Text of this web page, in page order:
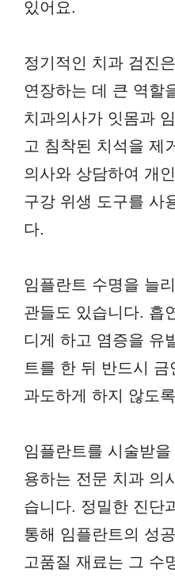
있어요.
정기적인 치과 검진
연장하는 데 큰 역할
치과의사가 잇몸과
고 침착된 치석을 제
의사와 상담하여 개
구강 위생 도구를 사
다.
임플란트 수명을 늘
관들도 있습니다. 흡
디게 하고 염증을 유
트를 한 뒤 반드시
과도하게 하지 않도
임플란트를 시술받
용하는 전문 치과 의
습니다. 정밀한 진단
통해 임플란트의 성
고품질 재료는 그 수